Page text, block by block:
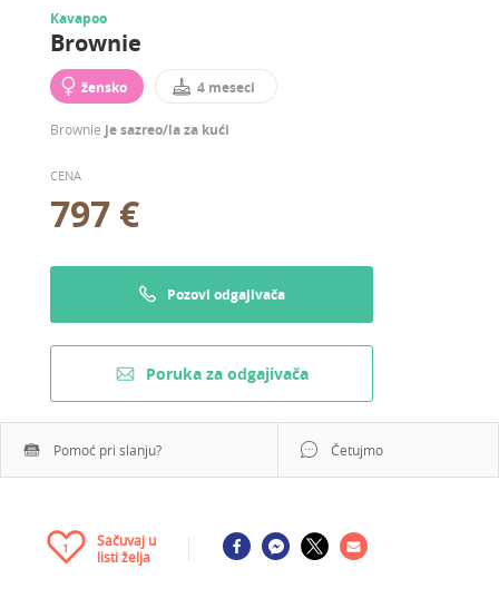
Kavapoo
Brownie
žensko 4 meseci
Brownie je sazreo/la za kući
CENA
797 €
Pozovi odgajivača
Poruka za odgajivača
Pomoć pri slanju? Četujmo
1
Sačuvaj u
listi želja